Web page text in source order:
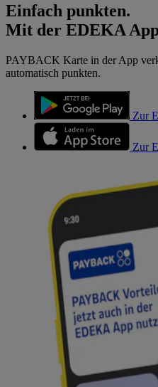
Einfach punkten.
Mit der EDEKA
PAYBACK Karte in der App
automatisch punkten.
Zur
Zur